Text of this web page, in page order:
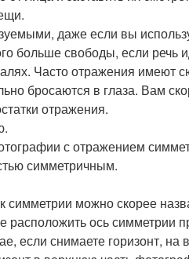
даже если вы
больше свободы, если речь
Часто отражения имеют
бросаются в глаза. Вам
отражения.
с отражением
симметричным.
симметрии можно скорее
расположить ось симметрии
если снимаете горизонт,